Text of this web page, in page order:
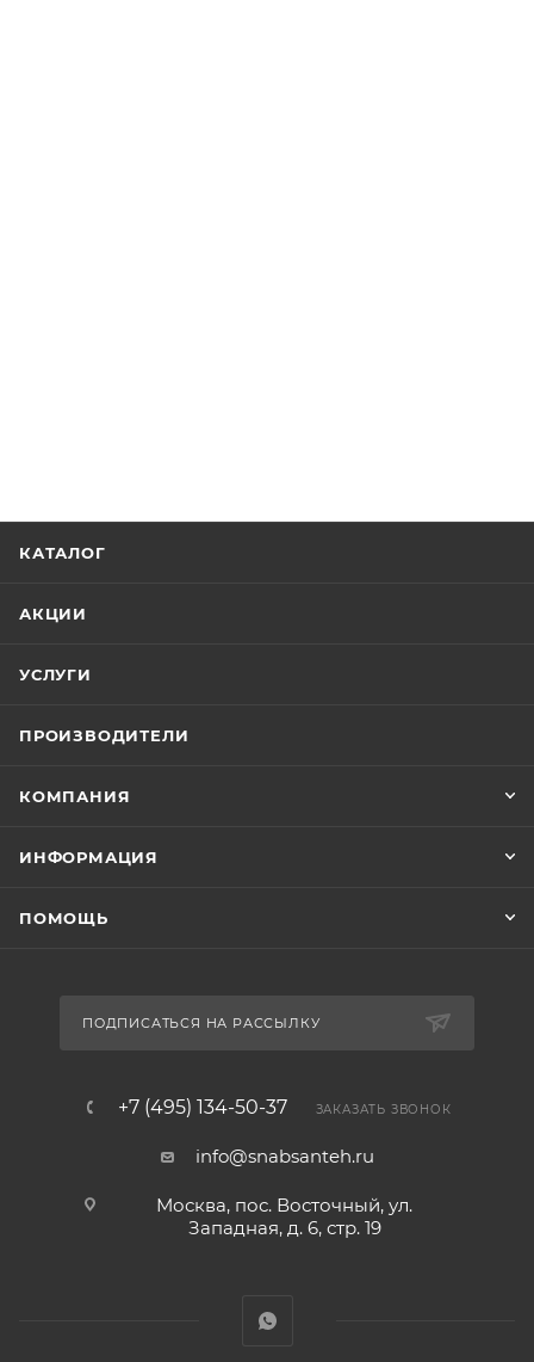
КАТАЛОГ
АКЦИИ
УСЛУГИ
ПРОИЗВОДИТЕЛИ
КОМПАНИЯ
ИНФОРМАЦИЯ
ПОМОЩЬ
ПОДПИСАТЬСЯ НА РАССЫЛКУ
+7 (495) 134-50-37 ЗАКАЗАТЬ ЗВОНОК
info@snabsanteh.ru
Москва, пос. Восточный, ул.
Западная, д. 6, стр. 19